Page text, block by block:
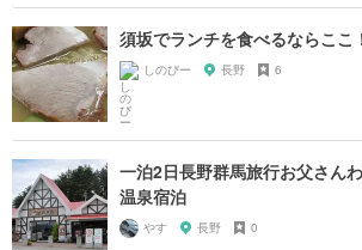
須坂でランチを食べるならここ
しのびー 長野 6
一泊2日長野群馬旅行お父さん
温泉宿泊
やす 長野 0